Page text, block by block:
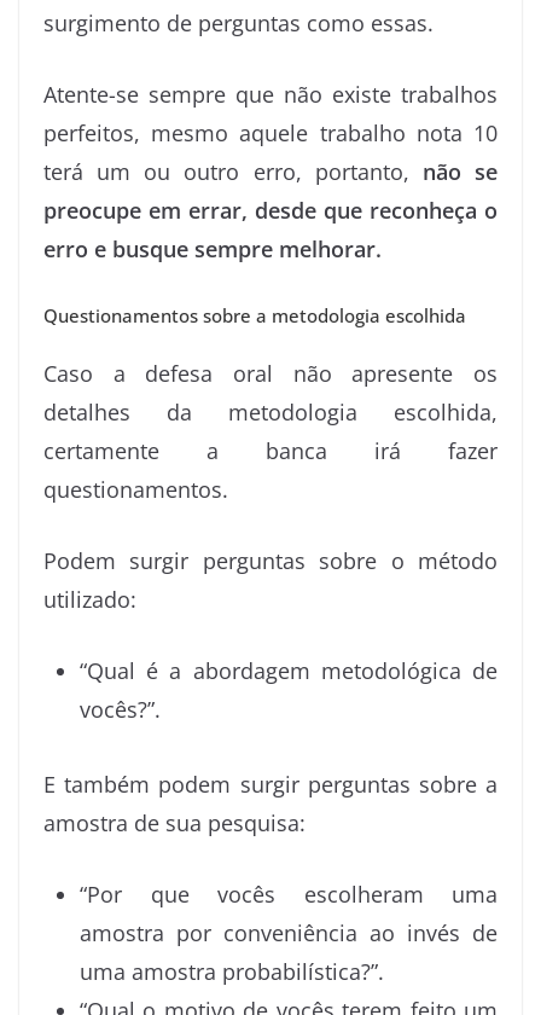
surgimento de perguntas como essas.
Atente-se sempre que não existe trabalhos
perfeitos, mesmo aquele trabalho nota 10
terá um ou outro erro, portanto, não se
preocupe em errar, desde que reconheça o
erro e busque sempre melhorar.
Questionamentos sobre a metodologia escolhida
Caso a defesa oral não apresente os
detalhes da metodologia escolhida,
certamente a banca irá fazer
questionamentos.
Podem surgir perguntas sobre o método
utilizado:
“Qual é a abordagem metodológica de
vocês?”.
E também podem surgir perguntas sobre a
amostra de sua pesquisa:
“Por que vocês escolheram uma
amostra por conveniência ao invés de
uma amostra probabilística?”.